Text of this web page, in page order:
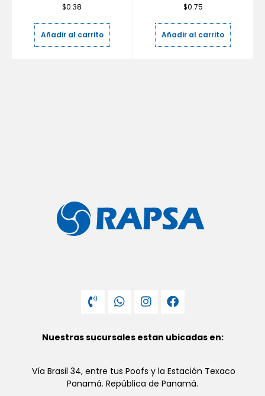
$0.38
Añadir al carrito
$0.75
Añadir al carrito
Nuestras sucursales estan ubicadas en:
Vía Brasil 34, entre tus Poofs y la Estación Texaco
Panamá. República de Panamá.